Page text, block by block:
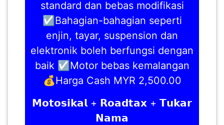
standard dan bebas modifikasi
☑️Bahagian-bahagian seperti
enjin, tayar, suspension dan
elektronik boleh berfungsi dengan
baik ☑️Motor bebas kemalangan
💰Harga Cash MYR 2,500.00
𝗠𝗼𝘁𝗼𝘀𝗶𝗸𝗮𝗹 + 𝗥𝗼𝗮𝗱𝘁𝗮𝘅 + 𝗧𝘂𝗸𝗮𝗿
𝗡𝗮𝗺𝗮